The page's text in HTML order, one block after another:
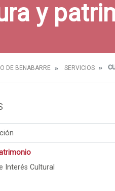
y
DE BENABARRE SERVICIOS
Interés Cultural